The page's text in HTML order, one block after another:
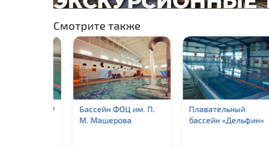
Смотрите также
Бассейн ФОЦ им. П.
М. Машерова
Плавательный
бассейн «Дельфин»